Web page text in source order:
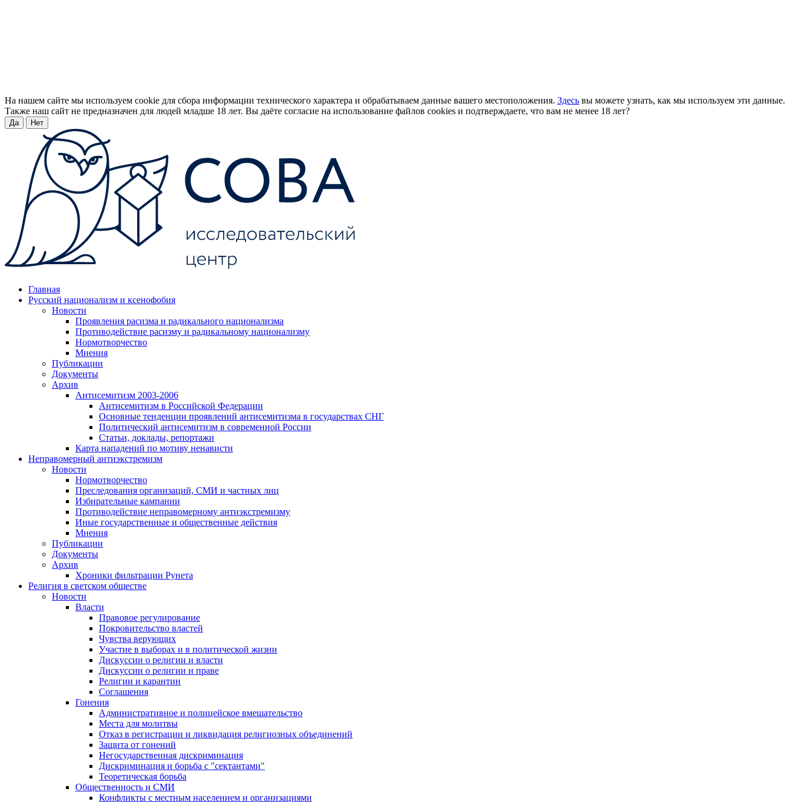
На нашем сайте мы используем cookie для сбора информации технического характера и обрабатываем данные вашего местоположения. Здесь вы можете узнать, как мы используем эти данные.
Также наш сайт не предназначен для людей младше 18 лет. Вы даёте согласие на использование файлов cookies и подтверждаете, что вам не менее 18 лет?
Да Нет
Главная
Русский национализм и ксенофобия
Новости
Проявления расизма и радикального национализма
Противодействие расизму и радикальному национализму
Нормотворчество
Мнения
Публикации
Документы
Архив
Антисемитизм 2003-2006
Антисемитизм в Российской Федерации
Основные тенденции проявлений антисемитизма в государствах СНГ
Политический антисемитизм в современной России
Статьи, доклады, репортажи
Карта нападений по мотиву ненависти
Неправомерный антиэкстремизм
Новости
Нормотворчество
Преследования организаций, СМИ и частных лиц
Избирательные кампании
Противодействие неправомерному антиэкстремизму
Иные государственные и общественные действия
Мнения
Публикации
Документы
Архив
Хроники фильтрации Рунета
Религия в светском обществе
Новости
Власти
Правовое регулирование
Покровительство властей
Чувства верующих
Участие в выборах и в политической жизни
Дискуссии о религии и власти
Дискуссии о религии и праве
Религии и карантин
Соглашения
Гонения
Административное и полицейское вмешательство
Места для молитвы
Отказ в регистрации и ликвидация религиозных объединений
Защита от гонений
Негосударственная дискриминация
Дискриминация и борьба с "сектантами"
Теоретическая борьба
Общественность и СМИ
Конфликты с местным населением и организациями